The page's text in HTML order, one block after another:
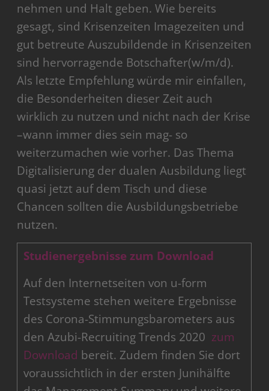
nehmen und Halt geben. Wie bereits
gesagt, sind Krisenzeiten Imagezeiten und
gut betreute Auszubildende in Krisenzeiten
sind hervorragende Botschafter(w/m/d).
Als letzte Empfehlung würde mir einfallen,
die Besonderheiten dieser Zeit auch
wirklich zu nutzen und nicht nach der Krise
–wann immer dies sein mag- so
weiterzumachen wie vorher. Das Thema
Digitalisierung der dualen Ausbildung liegt
quasi jetzt auf dem Tisch und diese
Chancen sollten die Ausbildungsbetriebe
nutzen.
Studienergebnisse zum Download
Auf den Internetseiten von u-form
Testsysteme stehen weitere Ergebnisse
des Corona-Stimmungsbarometers aus
den Azubi-Recruiting Trends 2020 zum
Download bereit. Zudem finden Sie dort
voraussichtlich in der ersten Junihälfte